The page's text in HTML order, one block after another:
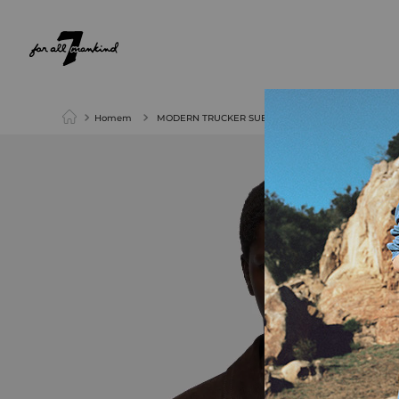
Homem MODERN TRUCKER SUEDE ESPRESSO